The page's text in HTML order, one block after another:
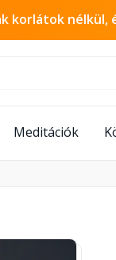
korlátok nélkül,
Meditációk